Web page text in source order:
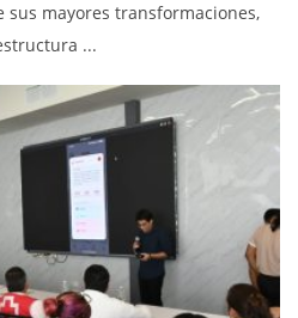
sus mayores transformaciones,
...